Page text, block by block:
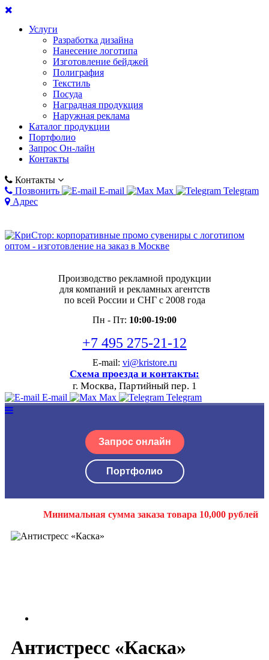
Услуги
Разработка дизайна
Нанесение логотипа
Изготовление бейджей
Полиграфия
Текстиль
Посуда
Наградная продукция
Наружная реклама
Каталог продукции
Портфолио
Запрос Он-лайн
Контакты
Контакты
Позвонить
E-mail Max
Telegram
Адрес
Производство рекламной продукции
для компаний и рекламных агентств
по всей России и СНГ с 2008 года
Пн - Пт: 10:00-19:00
+7 495 275-21-12
E-mail: vi@kristore.ru
Схема проезда и контакты:
г. Москва, Партийный пер. 1
E-mail Max Telegram
Запрос онлайн
Портфолио
Минимальная сумма заказа товара 10,000 рублей
Антистресс «Каска»